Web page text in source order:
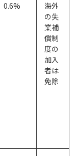
0.6%
海外
の失
業補
償制
度の
加入
者は
免除